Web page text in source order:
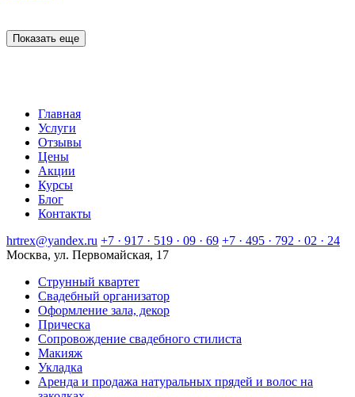
Показать еще
Главная
Услуги
Отзывы
Цены
Акции
Курсы
Блог
Контакты
hrtrex@yandex.ru +7 · 917 · 519 · 09 · 69 +7 · 495 · 792 · 02 · 24
Москва, ул. Первомайская, 17
Струнный квартет
Свадебный организатор
Оформление зала, декор
Прическа
Сопровождение свадебного стилиста
Макияж
Укладка
Аренда и продажа натуральных прядей и волос на